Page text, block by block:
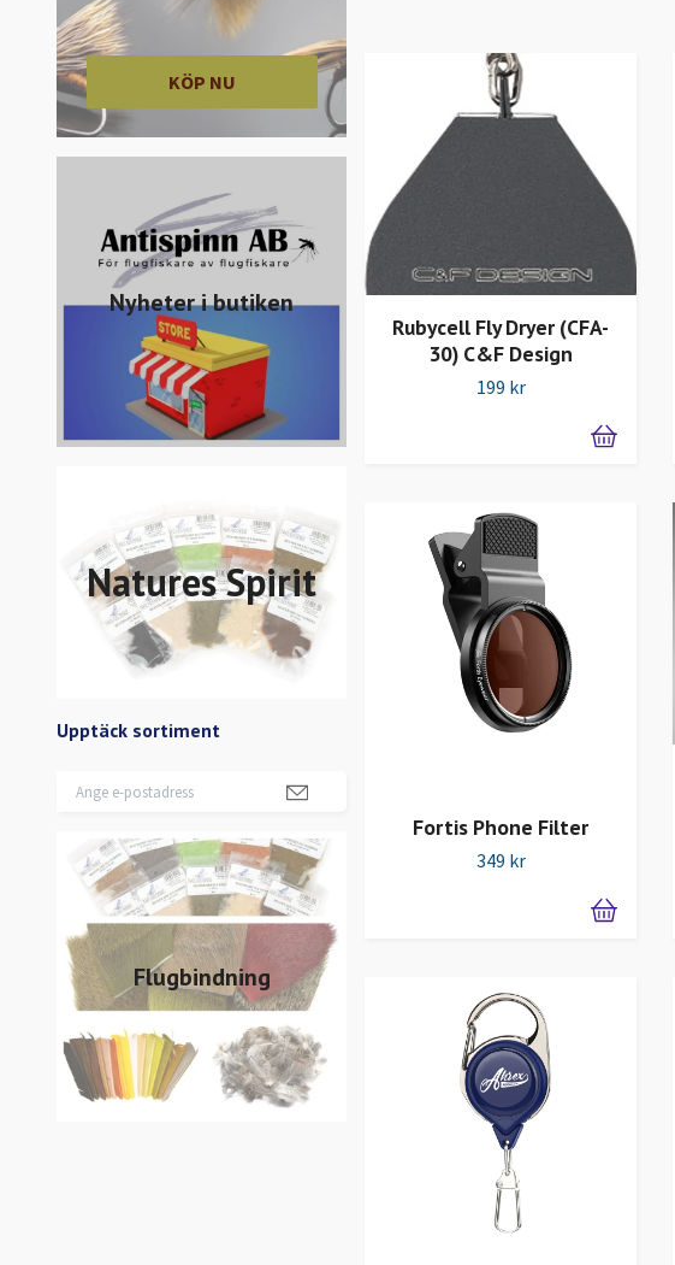
KÖP NU
Nyheter i butiken
Natures Spirit
Upptäck sortiment
Flugbindning
Rubycell Fly Dryer (CFA-
30) C&F Design
199 kr
Fortis Phone Filter
349 kr